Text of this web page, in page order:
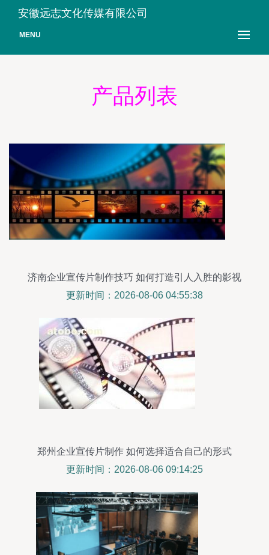
安徽远志文化传媒有限公司
MENU
产品列表
济南企业宣传片制作技巧 如何打造引人入胜的影视
作品
更新时间：2026-08-06 04:55:38
郑州企业宣传片制作 如何选择适合自己的形式
更新时间：2026-08-06 09:14:25